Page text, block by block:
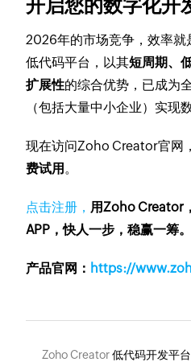
开启您的数字化开
2026年的市场竞争，效率
低代码平台，以其短周期、
扩展性的综合优势，已成为
（包括大量中小企业）实现
现在访问Zoho Creator官网
费试用 。
点击注册， 用Zoho Creator
APP，快人一步，稳赢一筹。
产品官网： https://
Zoho Creator低代码开发平台